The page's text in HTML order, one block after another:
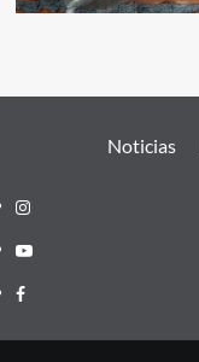
Noticias
Instagram
Youtube
Facebook